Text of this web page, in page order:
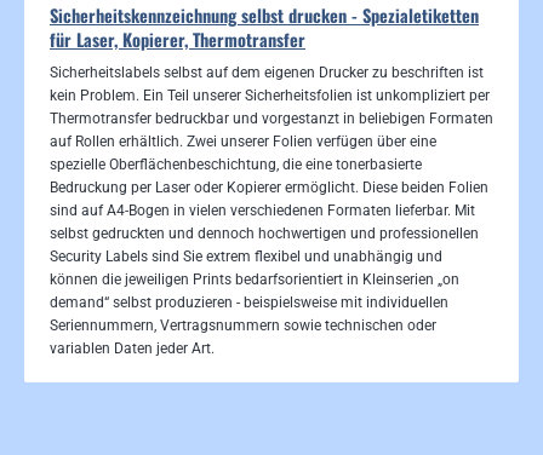
Sicherheitskennzeichnung selbst drucken - Spezialetiketten
für Laser, Kopierer, Thermotransfer
Sicherheitslabels selbst auf dem eigenen Drucker zu beschriften ist
kein Problem. Ein Teil unserer Sicherheitsfolien ist unkompliziert per
Thermotransfer bedruckbar und vorgestanzt in beliebigen Formaten
auf Rollen erhältlich. Zwei unserer Folien verfügen über eine
spezielle Oberflächenbeschichtung, die eine tonerbasierte
Bedruckung per Laser oder Kopierer ermöglicht. Diese beiden Folien
sind auf A4-Bogen in vielen verschiedenen Formaten lieferbar. Mit
selbst gedruckten und dennoch hochwertigen und professionellen
Security Labels sind Sie extrem flexibel und unabhängig und
können die jeweiligen Prints bedarfsorientiert in Kleinserien „on
demand“ selbst produzieren - beispielsweise mit individuellen
Seriennummern, Vertragsnummern sowie technischen oder
variablen Daten jeder Art.